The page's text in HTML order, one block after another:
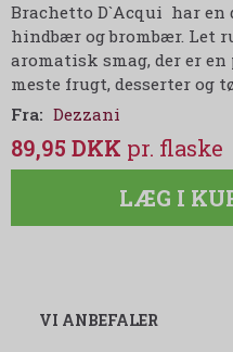
Brachetto D`Acqui har en
hindbær og brombær. Let
aromatisk smag, der er
meste frugt, desserter og
Fra: Dezzani
89,95 DKK
LÆG I
VI ANBEFALER